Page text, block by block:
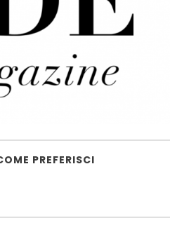
PREFERISCI